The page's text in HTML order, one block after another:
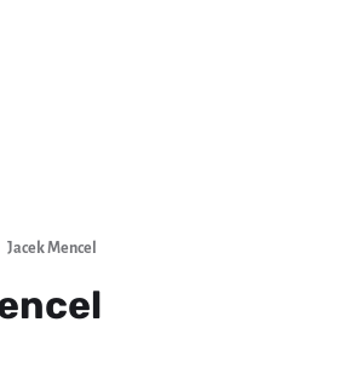
Jacek Mencel